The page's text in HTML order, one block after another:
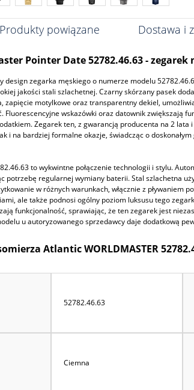
Produkty powiązane Dostawa i
Pointer Date 52782.46.63 - zegarek
design zegarka męskiego o numerze modelu
jakości stali szlachetnej. Czarny skórzany pasek
zapięcie motylkowe oraz transparentny dekiel,
Fluorescencyjne wskazówki oraz datownik zwiększają
Zegarek ten, z gwarancją producenta na 2
i na bardziej formalne okazje, świadcząc o
to wykwintne połączenie technologii i stylu.
potrzebę regularnej wymiany baterii. Stal szlachetna
w różnych warunkach, włącznie z pływaniem
ale także podnosi ogólny poziom luksusu tego
funkcjonalność, sprawiając, że ten zegarek jest
u autoryzowanego sprzedawcy daje dodatkową
Atlantic WORLDMASTER
52782.46.63
Ciemna